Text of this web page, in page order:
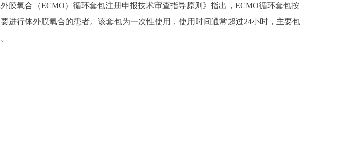
膜氧合（ECMO）循环套包注册申报技术审查指导原则》指出，ECMO循环套包按
进行体外膜氧合的患者。该套包为一次性使用，使用时间通常超过24小时，主要包